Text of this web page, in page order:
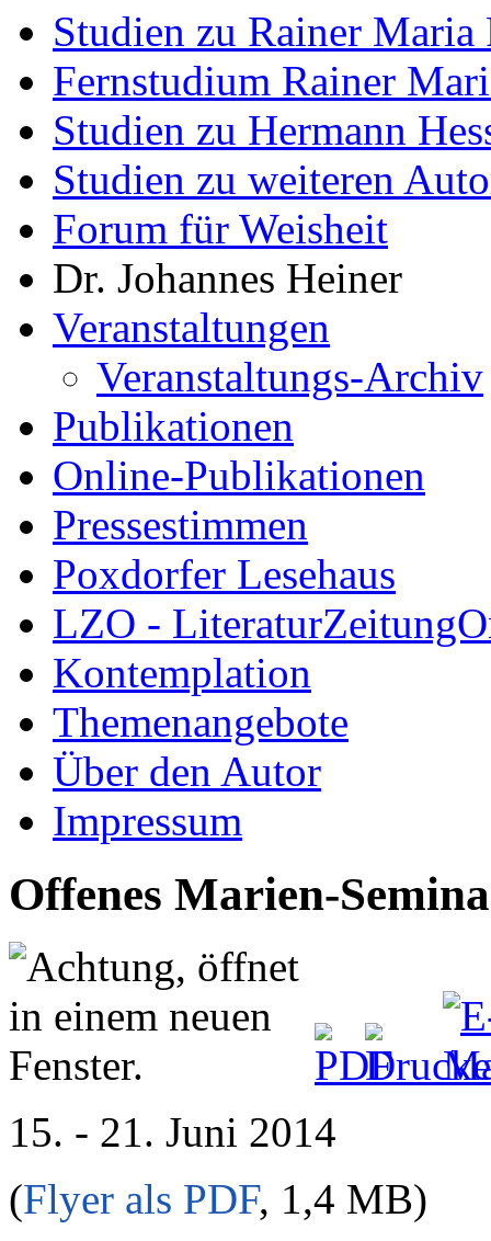
Studien zu Rainer Maria
Fernstudium Rainer
Studien zu Hermann
Studien zu weiteren
Forum für Weisheit
Dr. Johannes Heiner
Veranstaltungen
Veranstaltungs-Archiv
Publikationen
Online-Publikationen
Pressestimmen
Poxdorfer Lesehaus
LZO -
Kontemplation
Themenangebote
Über den Autor
Impressum
Offenes Marien-
15. - 21. Juni 2014
(Flyer als PDF, 1,4 MB)